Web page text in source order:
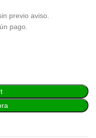
previo aviso.
pago.